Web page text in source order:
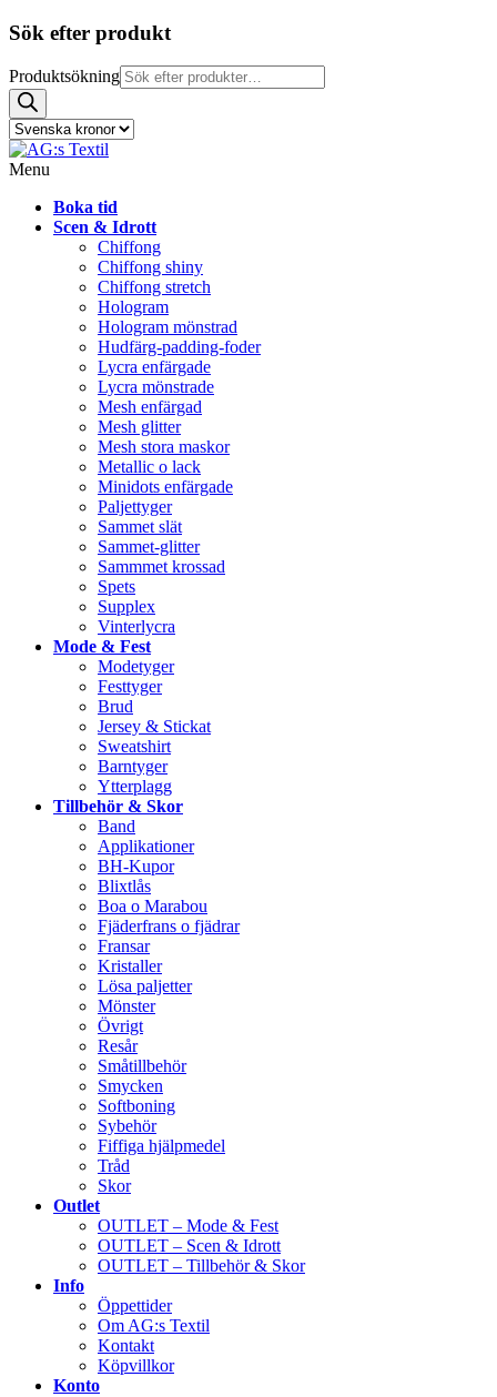
Sök efter produkt
Produktsökning
Menu
Boka tid
Scen & Idrott
Chiffong
Chiffong shiny
Chiffong stretch
Hologram
Hologram mönstrad
Hudfärg-padding-foder
Lycra enfärgade
Lycra mönstrade
Mesh enfärgad
Mesh glitter
Mesh stora maskor
Metallic o lack
Minidots enfärgade
Paljettyger
Sammet slät
Sammet-glitter
Sammmet krossad
Spets
Supplex
Vinterlycra
Mode & Fest
Modetyger
Festtyger
Brud
Jersey & Stickat
Sweatshirt
Barntyger
Ytterplagg
Tillbehör & Skor
Band
Applikationer
BH-Kupor
Blixtlås
Boa o Marabou
Fjäderfrans o fjädrar
Fransar
Kristaller
Lösa paljetter
Mönster
Övrigt
Resår
Småtillbehör
Smycken
Softboning
Sybehör
Fiffiga hjälpmedel
Tråd
Skor
Outlet
OUTLET – Mode & Fest
OUTLET – Scen & Idrott
OUTLET – Tillbehör & Skor
Info
Öppettider
Om AG:s Textil
Kontakt
Köpvillkor
Konto